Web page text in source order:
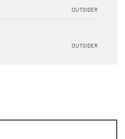
OUTSIDER
OUTSIDER